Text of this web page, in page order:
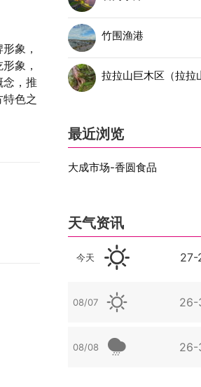
象，
象，
，推
色之
竹围渔港
拉拉山巨木区（拉拉
最近浏览
大成市场-香圆食品
天气资讯
今天 27-
08/07 26-
08/08 26-